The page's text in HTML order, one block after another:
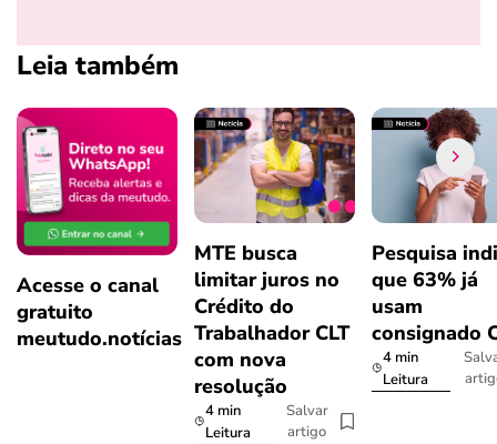
Leia também
Acesse o canal
gratuito
meutudo.notícias
MTE busca
limitar juros no
Crédito do
Trabalhador CLT
com nova
resolução
4 min
Leitura
Salvar
artigo
Pesquisa
que 63% já
usam
consignado
4 min
Leitura